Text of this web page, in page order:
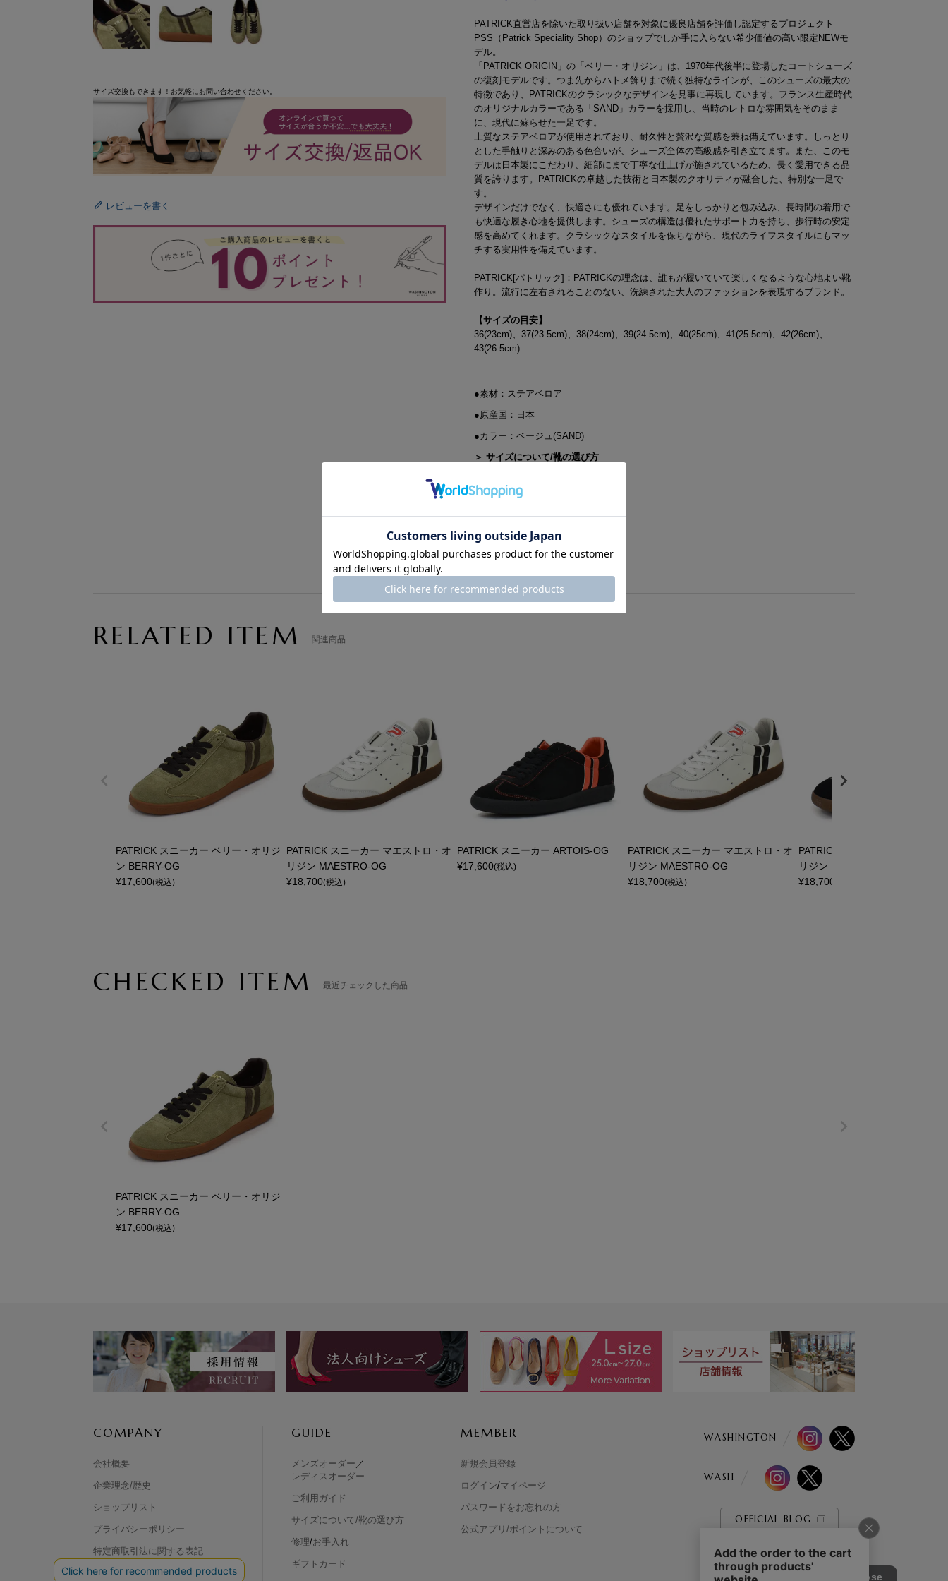
サイズ交換もできます！お気軽にお問い合わせください。
レビューを書く
PATRICK直営店を除いた取り扱い店舗を対象に優良店舗を評価し認定するプロジェクト
PSS（Patrick Speciality Shop）のショップでしか手に入らない希少価値の高い限定NEWモ
デル。
「PATRICK ORIGIN」の「ベリー・オリジン」は、1970年代後半に登場したコートシューズ
の復刻モデルです。つま先からハトメ飾りまで続く独特なラインが、このシューズの最大の
特徴であり、PATRICKのクラシックなデザインを見事に再現しています。フランス生産時代
のオリジナルカラーである「SAND」カラーを採用し、当時のレトロな雰囲気をそのまま
に、現代に蘇らせた一足です。
上質なステアベロアが使用されており、耐久性と贅沢な質感を兼ね備えています。しっとり
とした手触りと深みのある色合いが、シューズ全体の高級感を引き立てます。また、このモ
デルは日本製にこだわり、細部にまで丁寧な仕上げが施されているため、長く愛用できる品
質を誇ります。PATRICKの卓越した技術と日本製のクオリティが融合した、特別な一足で
す。
デザインだけでなく、快適さにも優れています。足をしっかりと包み込み、長時間の着用で
も快適な履き心地を提供します。シューズの構造は優れたサポート力を持ち、歩行時の安定
感を高めてくれます。クラシックなスタイルを保ちながら、現代のライフスタイルにもマッ
チする実用性を備えています。
PATRICK[パトリック]：PATRICKの理念は、誰もが履いていて楽しくなるような心地よい靴
作り。流行に左右されることのない、洗練された大人のファッションを表現するブランド。
【サイズの目安】
36(23cm)、37(23.5cm)、38(24cm)、39(24.5cm)、40(25cm)、41(25.5cm)、42(26cm)、
43(26.5cm)
●素材：ステアベロア
●原産国：日本
●カラー：ベージュ(SAND)
＞ サイズについて/靴の選び方
商品についてのお問い合わせ
よくあるご質問はこちら
RELATED ITEM 関連商品
PATRICK スニーカー ベリー・オリジ
ン BERRY-OG
¥17,600(税込)
PATRICK スニーカー マエストロ・オ
リジン MAESTRO-OG
¥18,700(税込)
PATRICK スニーカー ARTOIS-OG
¥17,600(税込)
PATRICK スニーカー マエストロ・オ
リジン MAESTRO-OG
¥18,700(税込)
PATRICK スニーカー マエストロ
リジン MAESTRO-OG
¥18,700
CHECKED ITEM 最近チェックした商品
PATRICK スニーカー ベリー・オリジ
ン BERRY-OG
¥17,600(税込)
COMPANY
会社概要
企業理念/歴史
ショップリスト
プライバシーポリシー
特定商取引法に関する表記
リクルート
GUIDE
メンズオーダー ／
レディスオーダー
ご利用ガイド
サイズについて/靴の選び方
修理/お手入れ
ギフトカード
MEMBER
新規会員登録
ログイン/マイページ
パスワードをお忘れの方
公式アプリ/ポイントについて
WASHINGTON
WASH
OFFICIAL BLOG